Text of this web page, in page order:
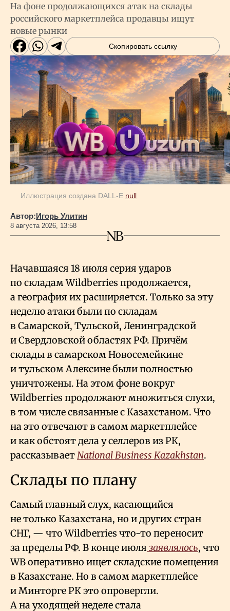
На фоне продолжающихся атак на склады
российского маркетплейса продавцы ищут
новые рынки
Скопировать ссылку
Иллюстрация создана DALL-E null
Автор:Игорь Улитин
8 августа 2026, 13:58
Начавшаяся 18 июля серия ударов
по складам Wildberries продолжается,
а география их расширяется. Только за эту
неделю атаки были по складам
в Самарской, Тульской, Ленинградской
и Свердловской областях РФ. Причём
склады в самарском Новосемейкине
и тульском Алексине были полностью
уничтожены. На этом фоне вокруг
Wildberries продолжают множиться слухи,
в том числе связанные с Казахстаном. Что
на это отвечают в самом маркетплейсе
и как обстоят дела у селлеров из РК,
рассказываетNational Business Kazakhstan.
Склады по плану
Самый главный слух, касающийся
не только Казахстана, но и других стран
СНГ, — что Wildberries что-то переносит
за пределы РФ. В конце июля заявлялось, что
WB оперативно ищет складские помещения
в Казахстане. Но в самом маркетплейсе
и Минторге РК это опровергли.
А на уходящей неделе стала